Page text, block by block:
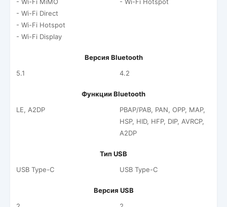
- Wi-Fi Direct
- Wi-Fi Hotspot
- Wi-Fi Display
Версия Bluetooth
5.1
4.2
Функции Bluetooth
LE, A2DP
PBAP/PAB, PAN, OPP, MAP,
HSP, HID, HFP, DIP, AVRCP,
A2DP
Тип USB
USB Type-C
USB Type-C
Версия USB